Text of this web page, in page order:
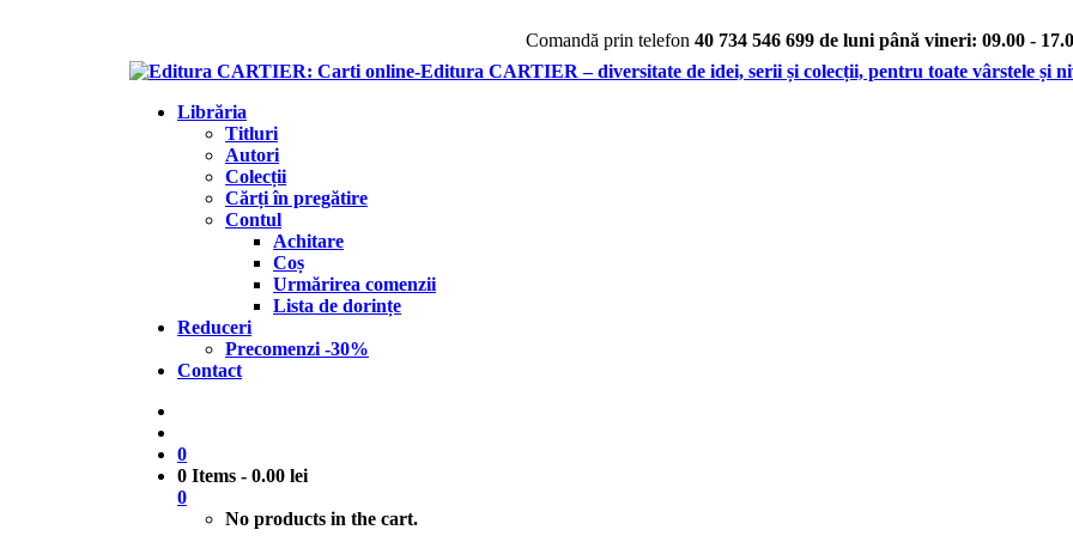
Comandă prin telefon 40 734 546 699 de luni până vineri: 09.00 -
Librăria
Titluri
Autori
Colecții
Cărți în pregătire
Contul
Achitare
Coș
Urmărirea comenzii
Lista de dorințe
Reduceri
Precomenzi -30%
Contact
0
0 Items - 0.00 lei
0
No products in the cart.